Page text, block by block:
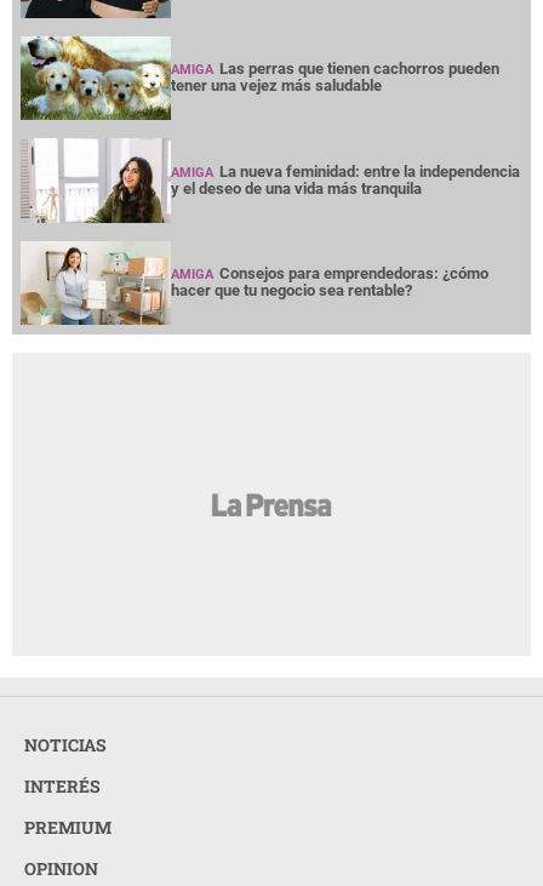
AMIGA Las perras que tienen cachorros pueden
tener una vejez más saludable
AMIGA La nueva feminidad: entre la independencia
y el deseo de una vida más tranquila
AMIGA Consejos para emprendedoras: ¿cómo
hacer que tu negocio sea rentable?
NOTICIAS
INTERÉS
PREMIUM
OPINION